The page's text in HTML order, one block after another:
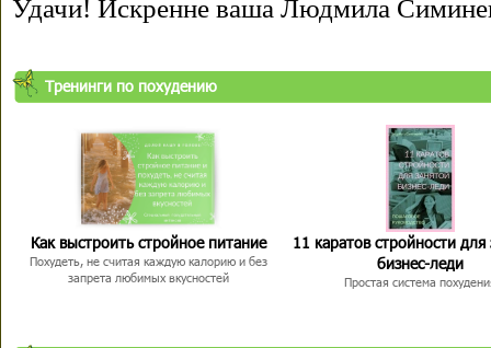
Удачи! Искренне ваша Людмила
Тренинги по похудению
Как выстроить стройное питание
Похудеть, не считая каждую калорию и без
запрета любимых вкусностей
11 каратов стройности для
бизнес-леди
Простая система